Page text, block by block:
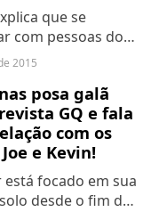
que se
com pessoas do
é complicado.
quando
da Disney.
2015
posa galã
GQ e fala
com os
e Kevin!
está focado em sua
desde o fim do